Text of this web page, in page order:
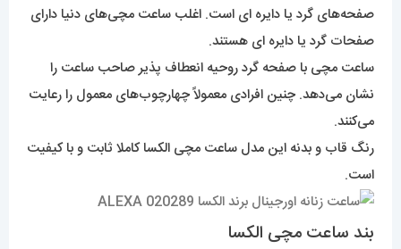
صفحه‌های گرد یا دایره ای است. اغلب ساعت مچی‌های دنیا دارای
صفحات گرد یا دایره ای هستند.
ساعت مچی با صفحه گرد روحیه انعطاف پذیر صاحب ساعت را
نشان می‌دهد. چنین افرادی معمولاً چهارچوب‌های معمول را رعایت
می‌کنند.
رنگ قاب و بدنه این مدل ساعت مچی الکسا کاملا ثابت و با کیفیت
است.
بند ساعت مچی الکسا